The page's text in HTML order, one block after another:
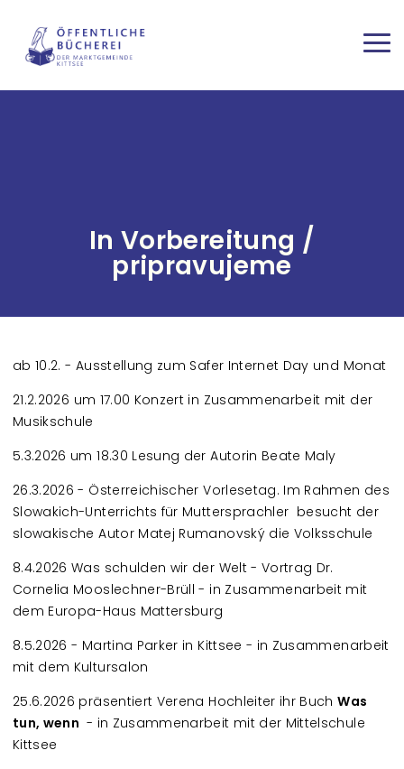
In Vorbereitung /
pripravujeme
ab 10.2. - Ausstellung zum Safer Internet Day und Monat
21.2.2026 um 17.00 Konzert in Zusammenarbeit mit der
Musikschule
5.3.2026 um 18.30 Lesung der Autorin Beate Maly
26.3.2026 - Österreichischer Vorlesetag. Im Rahmen des
Slowakich-Unterrichts für Muttersprachler besucht der
slowakische Autor Matej Rumanovský die Volksschule
8.4.2026 Was schulden wir der Welt - Vortrag Dr.
Cornelia Mooslechner-Brüll - in Zusammenarbeit mit
dem Europa-Haus Mattersburg
8.5.2026 - Martina Parker in Kittsee - in Zusammenarbeit
mit dem Kultursalon
25.6.2026 präsentiert Verena Hochleiter ihr BuchWas
tun, wenn - in Zusammenarbeit mit der Mittelschule
Kittsee